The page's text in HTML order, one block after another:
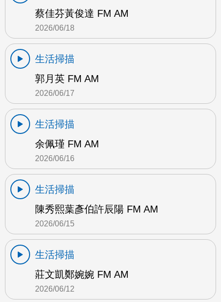
蔡佳芬黃俊達 FM AM
2026/06/18
生活掃描
郭月英 FM AM
2026/06/17
生活掃描
余佩瑾 FM AM
2026/06/16
生活掃描
陳秀熙葉彥伯許辰陽 FM AM
2026/06/15
生活掃描
莊文凱鄭婉婉 FM AM
2026/06/12